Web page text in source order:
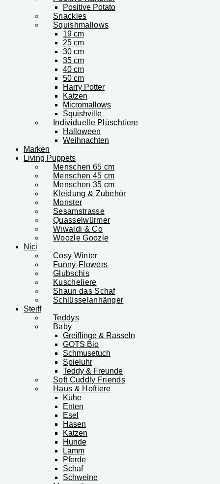
Positive Potato
Snackles
Squishmallows
19 cm
25 cm
30 cm
35 cm
40 cm
50 cm
Harry Potter
Katzen
Micromallows
Squishville
Individuelle Plüschtiere
Halloween
Weihnachten
Marken
Living Puppets
Menschen 65 cm
Menschen 45 cm
Menschen 35 cm
Kleidung & Zubehör
Monster
Sesamstrasse
Quasselwürmer
Wiwaldi & Co
Woozle Goozle
Nici
Cosy Winter
Funny-Flowers
Glubschis
Kuscheliere
Shaun das Schaf
Schlüsselanhänger
Steiff
Teddys
Baby
Greiflinge & Rasseln
GOTS Bio
Schmusetuch
Spieluhr
Teddy & Freunde
Soft Cuddly Friends
Haus & Hoftiere
Kühe
Enten
Esel
Hasen
Katzen
Hunde
Lamm
Pferde
Schaf
Schweine